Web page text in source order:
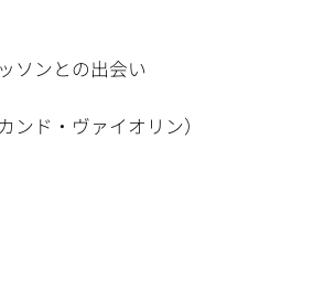
ソンとの出会い
ド・ヴァイオリン）